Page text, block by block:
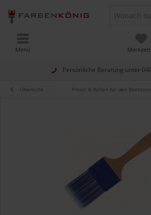
Persönliche Beratung unter
Menü
Übersicht Pinsel & Rollen für den